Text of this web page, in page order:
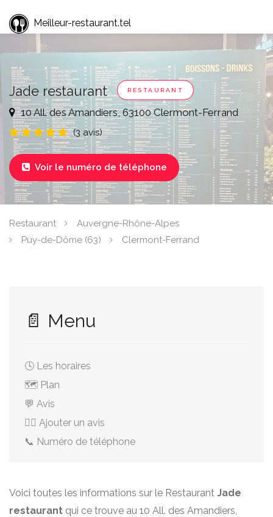
Meilleur-restaurant.tel
Jade restaurant RESTAURANT
10 All. des Amandiers, 63100 Clermont-Ferrand
(3 avis)
 Voir le numéro de téléphone
Restaurant
Auvergne-Rhône-Alpes
Puy-de-Dôme (63)
Clermont-Ferrand
📄 Menu
🕓 Les horaires
🗺️ Plan
💬 Avis
✍🏻 Ajouter un avis
📞 Numéro de téléphone
Voici toutes les informations sur le Restaurant Jade
restaurant qui ce trouve au 10 All. des Amandiers,